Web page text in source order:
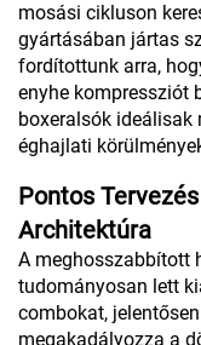
mosási cikluson
gyártásában jártas
fordítottunk arra,
enyhe kompressziót
boxeralsók ideálisak
éghajlati
Pontos
Architektúra
A meghosszabbított
tudományosan lett
combokat,
megakadályozza a